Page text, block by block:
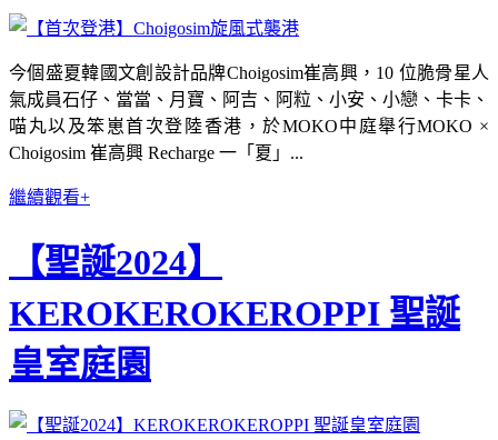
今個盛夏韓國文創設計品牌Choigosim崔高興，10 位脆骨星人
氣成員石仔、當當、月寶、阿吉、阿粒、小安、小戀、卡卡、
喵丸以及笨崽首次登陸香港，於MOKO中庭舉行MOKO ×
Choigosim 崔高興 Recharge 一「夏」...
繼續觀看+
【聖誕2024】
KEROKEROKEROPPI 聖誕
皇室庭園